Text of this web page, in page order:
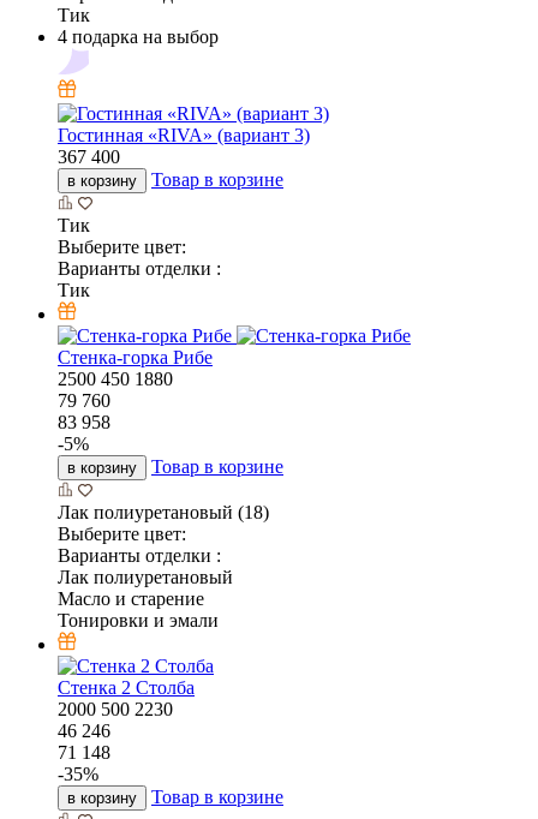
Тик
4 подарка на выбор
Гостинная «RIVA» (вариант 3)
367 400
в корзину Товар в корзине
Тик
Выберите цвет:
Варианты отделки :
Тик
Стенка-горка Рибе
2500 450 1880
79 760
83 958
-5%
в корзину Товар в корзине
Лак полиуретановый (18)
Выберите цвет:
Варианты отделки :
Лак полиуретановый
Масло и старение
Тонировки и эмали
Стенка 2 Столба
2000 500 2230
46 246
71 148
-35%
в корзину Товар в корзине